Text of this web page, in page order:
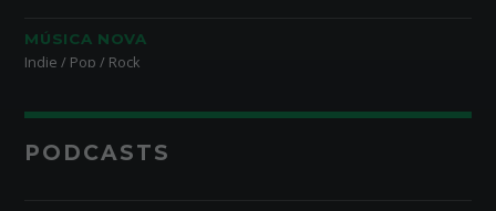
MÚSICA NOVA
Indie / Pop / Rock
PODCASTS